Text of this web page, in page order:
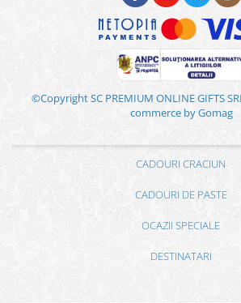
©Copyright SC PREMIUM ONLINE GIFTS
commerce by Gomag
CADOURI CRACIUN
CADOURI DE PASTE
OCAZII SPECIALE
DESTINATARI